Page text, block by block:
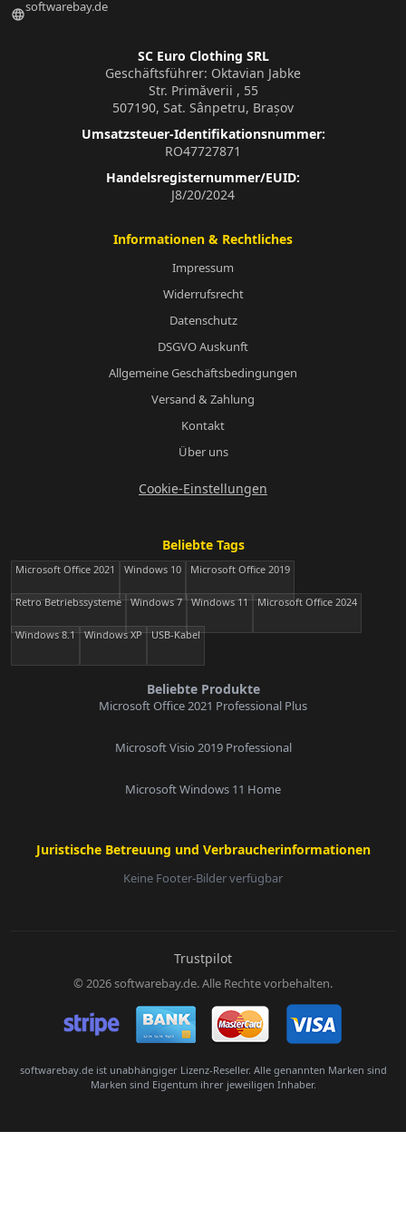
languagesoftwarebay.de
SC Euro Clothing SRL
Geschäftsführer: Oktavian Jabke
Str. Primăverii , 55
507190, Sat. Sânpetru, Brașov
Umsatzsteuer-Identifikationsnummer:
RO47727871
Handelsregisternummer/EUID:
J8/20/2024
Informationen & Rechtliches
Impressum
Widerrufsrecht
Datenschutz
DSGVO Auskunft
Allgemeine Geschäftsbedingungen
Versand & Zahlung
Kontakt
Über uns
Cookie-Einstellungen
Beliebte Tags
Microsoft Office 2021 Windows 10 Microsoft Office 2019
Retro Betriebssysteme Windows 7 Windows 11 Microsoft Office 2024
Windows 8.1 Windows XP USB-Kabel
Beliebte Produkte
Microsoft Office 2021 Professional Plus
Microsoft Visio 2019 Professional
Microsoft Windows 11 Home
Juristische Betreuung und Verbraucherinformationen
Keine Footer-Bilder verfügbar
Trustpilot
© 2026 softwarebay.de. Alle Rechte vorbehalten.
softwarebay.de ist unabhängiger Lizenz-Reseller. Alle genannten Marken sind
Marken sind Eigentum ihrer jeweiligen Inhaber.